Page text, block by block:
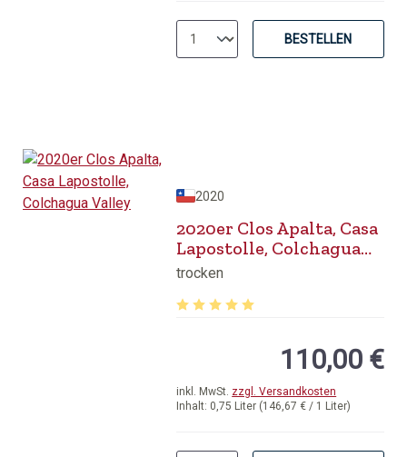
BESTELLEN
2020
2020er Clos Apalta, Casa
Lapostolle, Colchagua
Valley
trocken
Inhalt: 0,75 Liter (146,67 € / 1 Liter)
inkl. MwSt. zzgl. Versandkosten
110,00 €